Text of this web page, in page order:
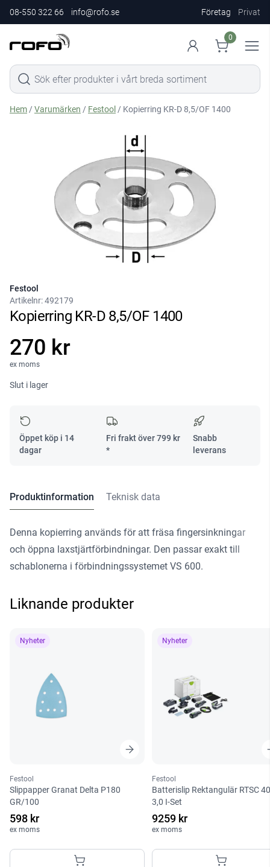
08-550 322 66 info@rofo.se Företag Privat
0
Hem /Varumärken / Festool / Kopierring KR-D 8,5/OF 1400
Festool
Artikelnr:492179
Kopierring KR-D 8,5/OF 1400
270 kr
ex moms
Slut i lager
Öppet köp i 14
dagar
Fri frakt över799 kr
*
Snabb
leverans
Produktinformation Teknisk data
Denna kopierring används för att fräsa fingersinkningar
och öppna laxstjärtförbindningar. Den passar exakt till
schablonerna i förbindningssystemet VS 600.
Liknande produkter
Nyheter
Festool
Slippapper Granat Delta P180
GR/100
598 kr
ex moms
Nyheter
Festool
Batterislip Rektangulär RTSC
3,0 I-Set
9259 kr
ex moms